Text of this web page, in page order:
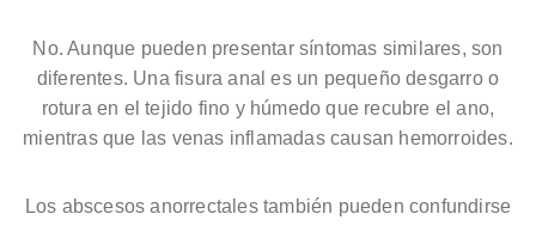
No. Aunque pueden presentar síntomas similares, son
diferentes. Una fisura anal es un pequeño desgarro o
rotura en el tejido fino y húmedo que recubre el ano,
mientras que las venas inflamadas causan hemorroides.
Los abscesos anorrectales también pueden confundirse